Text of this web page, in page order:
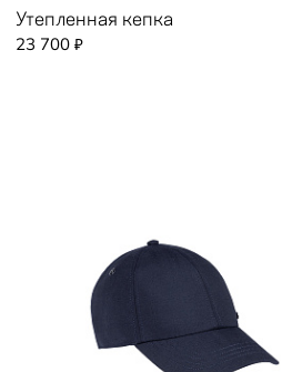
Утепленная кепка
23 700 ₽